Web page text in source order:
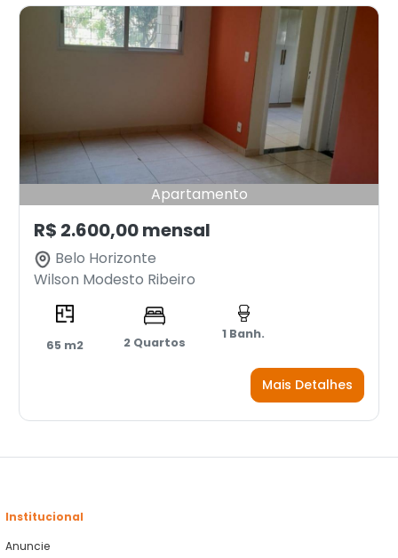
Apartamento
R$ 2.600,00 mensal
Belo Horizonte
Wilson Modesto Ribeiro
65 m2 2 Quartos
1 Banh.
Mais Detalhes
Institucional
Anuncie